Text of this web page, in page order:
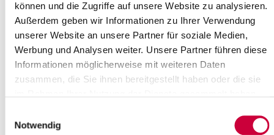
können und die Zugriffe auf unsere Website zu analysieren.
Außerdem geben wir Informationen zu Ihrer Verwendung
unserer Website an unsere Partner für soziale Medien,
Werbung und Analysen weiter. Unsere Partner führen diese
Informationen möglicherweise mit weiteren Daten
zusammen, die Sie ihnen bereitgestellt haben oder die sie
Notwendig
Stadtradeln 2018: Sieger geehrt
Der Himmel hat sich ganz offensichtlich
mit gefreut: Bei herrlichstem
Sonnenschein wurden die diesjährigen
Gewinner der Klimaschutzkampagne...